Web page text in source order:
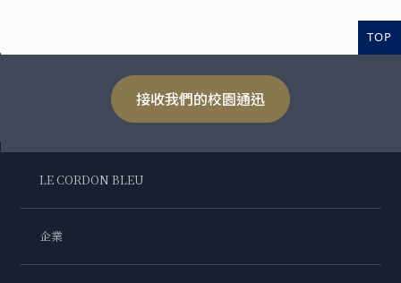
TOP
接收我們的校園通迅
LE CORDON BLEU
企業